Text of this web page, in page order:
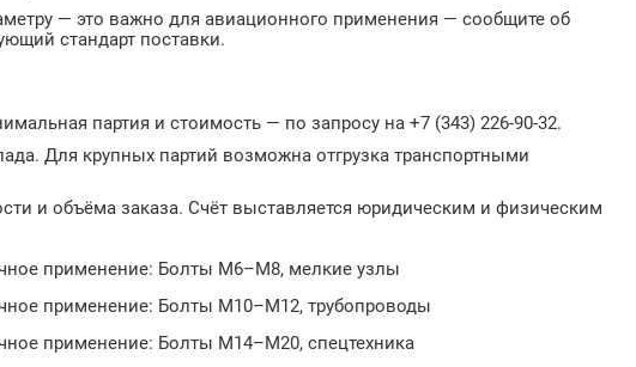
— это важно для авиационного применения — сообщите об
стандарт поставки.
партия и стоимость — по запросу на +7 (343) 226-90-32.
Для крупных партий возможна отгрузка транспортными
и объёма заказа. Счёт выставляется юридическим и физическим
применение: Болты М6–М8, мелкие узлы
применение: Болты М10–М12, трубопроводы
применение: Болты М14–М20, спецтехника